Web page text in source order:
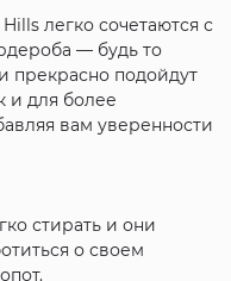
легко сочетаются с
— будь то
прекрасно подойдут
и для более
вам уверенности
стирать и они
о своем